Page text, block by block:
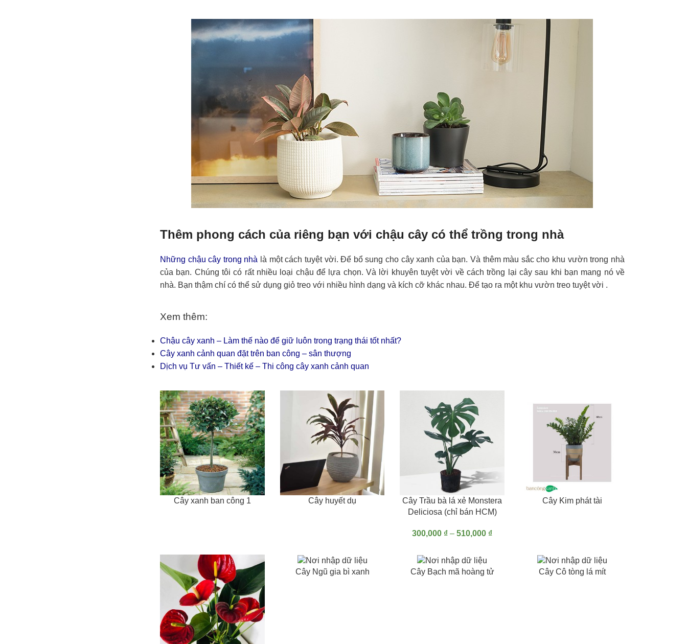
Thêm phong cách của riêng bạn với chậu cây có thể trồng trong nhà
Những chậu cây trong nhà là một cách tuyệt vời. Để bổ sung cho cây xanh của bạn. Và thêm màu sắc cho khu vườn trong nhà
của bạn. Chúng tôi có rất nhiều loại chậu để lựa chọn. Và lời khuyên tuyệt vời về cách trồng lại cây sau khi bạn mang nó về
nhà. Bạn thậm chí có thể sử dụng giỏ treo với nhiều hình dạng và kích cỡ khác nhau. Để tạo ra một khu vườn treo tuyệt vời .
Xem thêm:
Chậu cây xanh – Làm thế nào để giữ luôn trong trạng thái tốt nhất?
Cây xanh cảnh quan đặt trên ban công – sân thượng
Dịch vụ Tư vấn – Thiết kế – Thi công cây xanh cảnh quan
ĐỌC TIẾP
Cây xanh ban công 1 ĐỌC TIẾPCây huyết dụ LỰA CHỌN CÁC TÙY CHỌN
Cây Trầu bà lá xẻ Monstera
Deliciosa (chỉ bán HCM)
300,000 ₫ –510,000 ₫
ĐỌC TIẾPCây Kim phát tài
ĐỌC TIẾP
Cây Ngũ gia bì xanh ĐỌC TIẾP
Cây Bạch mã hoàng tử ĐỌC TIẾPCây Cô tòng lá mít